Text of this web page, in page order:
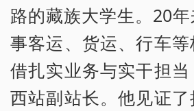
路的藏族大学生。20
事客运、货运、行车
借扎实业务与实干担
西站副站长。他见证